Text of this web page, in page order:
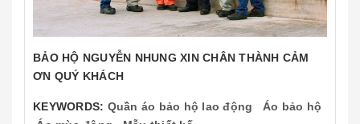
BẢO HỘ NGUYỄN NHUNG XIN CHÂN THÀNH CẢM
ƠN QUÝ KHÁCH
KEYWORDS: Quần áo bảo hộ lao động
Áo bảo hộ